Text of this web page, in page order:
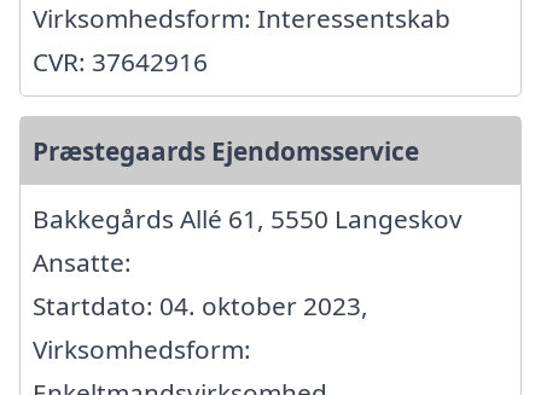
Virksomhedsform: Interessentskab
CVR: 37642916
Præstegaards Ejendomsservice
Bakkegårds Allé 61, 5550 Langeskov
Ansatte:
Startdato: 04. oktober 2023,
Virksomhedsform: